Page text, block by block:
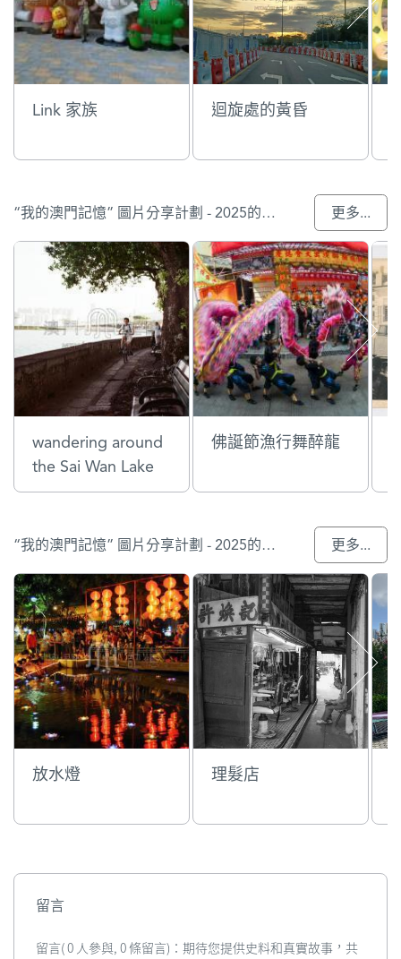
Link 家族 迴旋處的黃昏
“我的澳門記憶” 圖片分享計劃 - 2025的入選作品 更多...
wandering around
the Sai Wan Lake
佛誕節漁行舞醉龍
“我的澳門記憶” 圖片分享計劃 - 2025的參與作品 更多...
放水燈 理髮店
留言
留言( 0 人參與, 0 條留言)：期待您提供史料和真實故事，共